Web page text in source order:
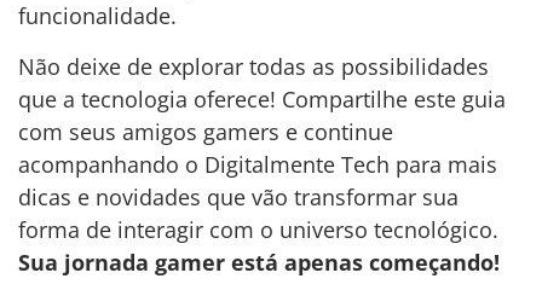
funcionalidade.
Não deixe de explorar todas as possibilidades
que a tecnologia oferece! Compartilhe este guia
com seus amigos gamers e continue
acompanhando o Digitalmente Tech para mais
dicas e novidades que vão transformar sua
forma de interagir com o universo tecnológico.
Sua jornada gamer está apenas começando!